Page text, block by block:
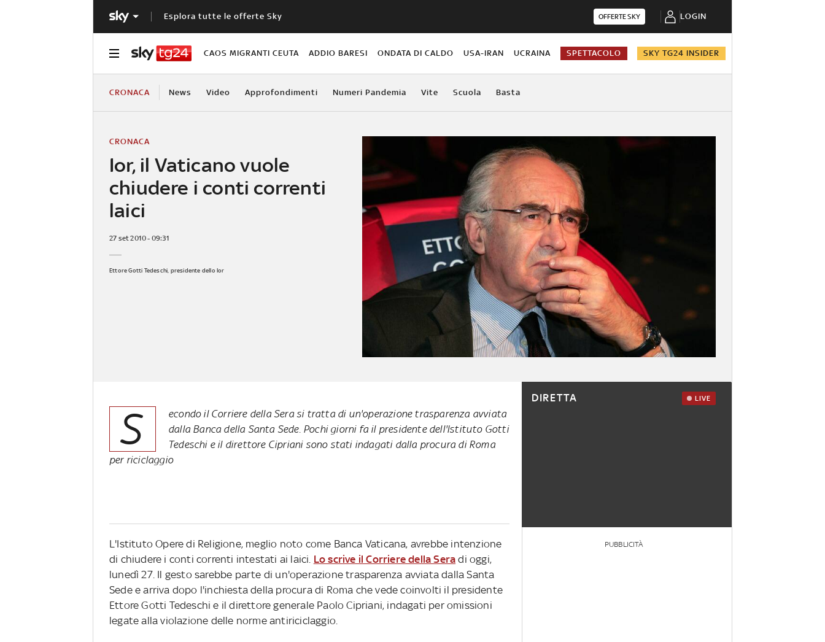
Esplora tutte le offerte Sky OFFERTE SKY LOGIN
CAOS MIGRANTI CEUTA ADDIO BARESI ONDATA DI CALDO USA-IRAN UCRAINA SPETTACOLO SKY TG24 INSIDER
CRONACA News Video Approfondimenti Numeri Pandemia Vite Scuola Basta
Ior, il Vaticano vuole
chiudere i conti correnti
laici
CRONACA
27 set 2010 - 09:31
Ettore Gotti Tedeschi, presidente dello Ior
S
econdo il Corriere della Sera si tratta di un'operazione trasparenza avviata
dalla Banca della Santa Sede. Pochi giorni fa il presidente dell'Istituto Gotti
Tedeschi e il direttore Cipriani sono stati indagati dalla procura di Roma
per riciclaggio
L'Istituto Opere di Religione, meglio noto come Banca Vaticana, avrebbe intenzione
di chiudere i conti correnti intestati ai laici. Lo scrive il Corriere della Sera di oggi,
lunedì 27. Il gesto sarebbe parte di un'operazione trasparenza avviata dalla Santa
Sede e arriva dopo l'inchiesta della procura di Roma che vede coinvolti il presidente
Ettore Gotti Tedeschi e il direttore generale Paolo Cipriani, indagati per omissioni
legate alla violazione delle norme antiriciclaggio.
DIRETTA LIVE
PUBBLICITÀ